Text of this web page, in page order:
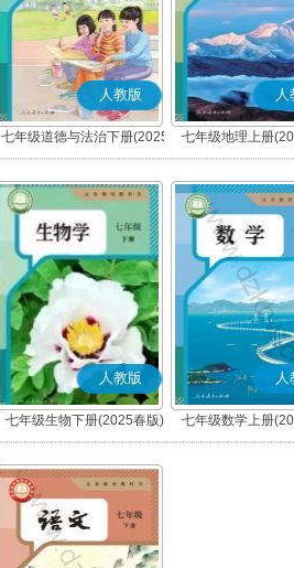
人教版
七年级道德与法治下册(2025
春版)(部编版)
人
七年级地理上册
人教版
七年级生物下册(2025春版)
人
七年级数学上册